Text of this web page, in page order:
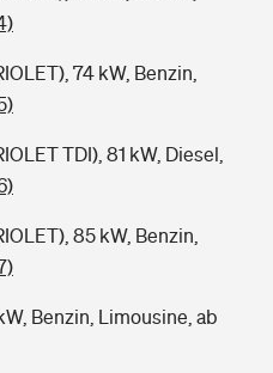
74 kW, Benzin,
TDI), 81 kW, Diesel,
85 kW, Benzin,
Benzin, Limousine, ab